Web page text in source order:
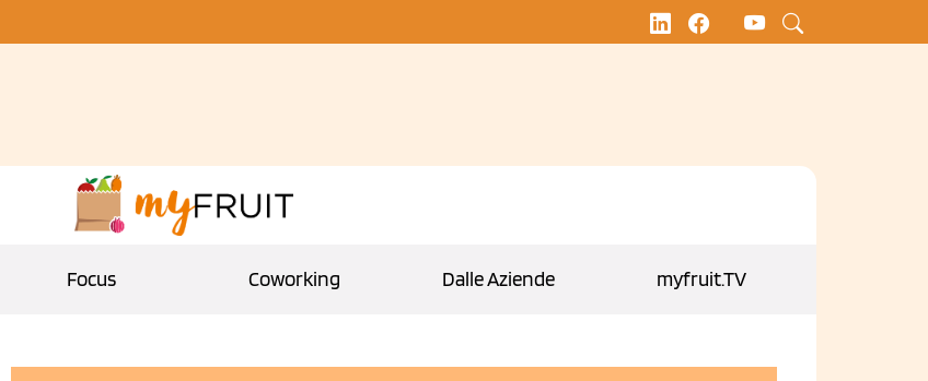
Focus Coworking Dalle Aziende myfruit.TV